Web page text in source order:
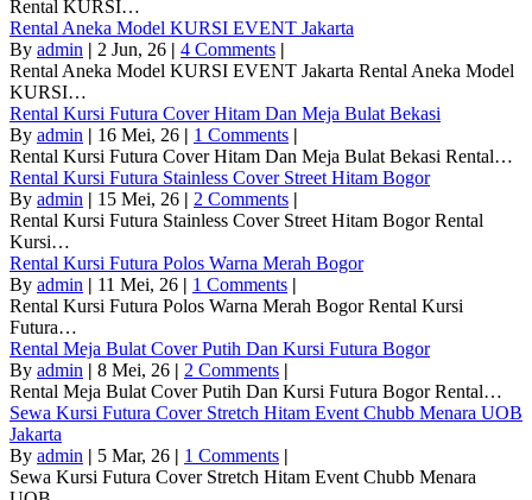
Rental KURSI…
Rental Aneka Model KURSI EVENT Jakarta
By admin | 2 Jun, 26 | 4 Comments |
Rental Aneka Model KURSI EVENT Jakarta Rental Aneka Model
KURSI…
Rental Kursi Futura Cover Hitam Dan Meja Bulat Bekasi
By admin | 16 Mei, 26 | 1 Comments |
Rental Kursi Futura Cover Hitam Dan Meja Bulat Bekasi Rental…
Rental Kursi Futura Stainless Cover Street Hitam Bogor
By admin | 15 Mei, 26 | 2 Comments |
Rental Kursi Futura Stainless Cover Street Hitam Bogor Rental
Kursi…
Rental Kursi Futura Polos Warna Merah Bogor
By admin | 11 Mei, 26 | 1 Comments |
Rental Kursi Futura Polos Warna Merah Bogor Rental Kursi
Futura…
Rental Meja Bulat Cover Putih Dan Kursi Futura Bogor
By admin | 8 Mei, 26 | 2 Comments |
Rental Meja Bulat Cover Putih Dan Kursi Futura Bogor Rental…
Sewa Kursi Futura Cover Stretch Hitam Event Chubb Menara UOB
Jakarta
By admin | 5 Mar, 26 | 1 Comments |
Sewa Kursi Futura Cover Stretch Hitam Event Chubb Menara